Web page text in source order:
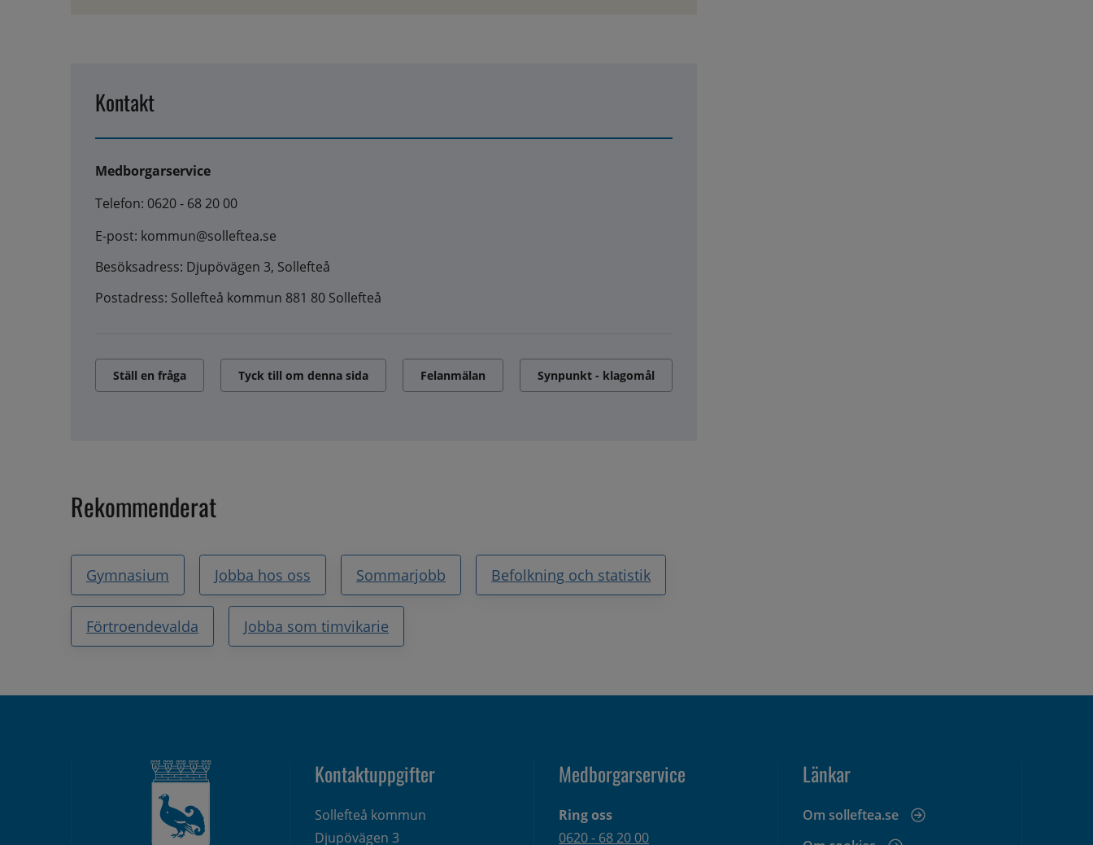
Kontakt
Medborgarservice
Telefon: 0620 - 68 20 00
E-post: kommun@solleftea.se
Besöksadress: Djupövägen 3, Sollefteå
Postadress: Sollefteå kommun 881 80 Sollefteå
Ställ en fråga Tyck till om denna sida Felanmälan Synpunkt - klagomål
Rekommenderat
Gymnasium Jobba hos oss Sommarjobb Befolkning och statistik
Förtroendevalda Jobba som timvikarie
Kontaktuppgifter
Sollefteå kommun
Djupövägen 3
Medborgarservice
Ring oss
0620 - 68 20 00
Länkar
Om solleftea.se